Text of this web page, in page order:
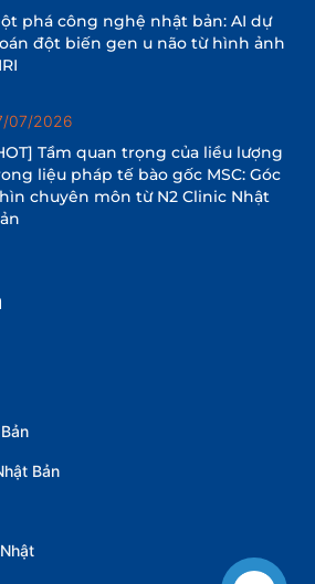
phá công nghệ nhật bản: AI dự
đột biến gen u não từ hình ảnh
07/2026
Tầm quan trọng của liều lượng
liệu pháp tế bào gốc MSC: Góc
chuyên môn từ N2 Clinic Nhật
Bản